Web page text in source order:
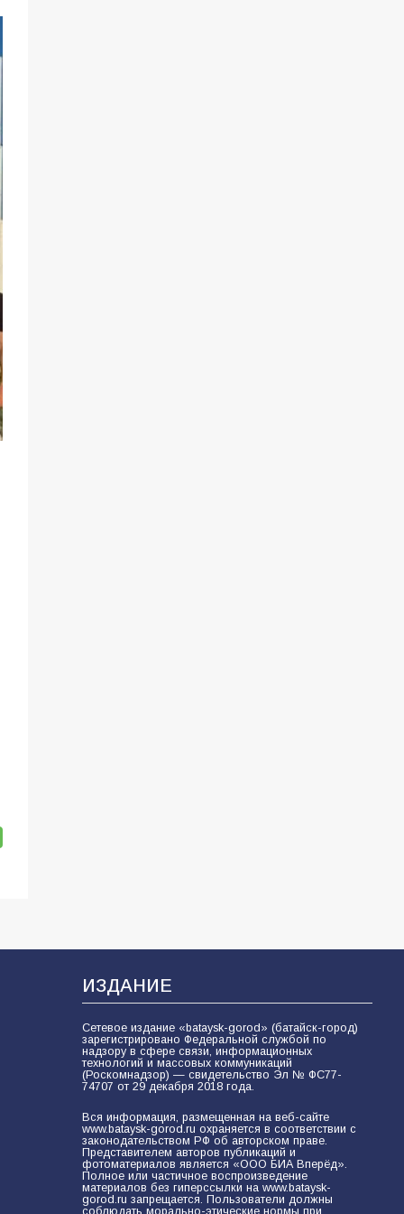
ИЗДАНИЕ
Сетевое издание «bataysk-gorod» (батайск-город)
зарегистрировано Федеральной службой по
надзору в сфере связи, информационных
технологий и массовых коммуникаций
(Роскомнадзор) — свидетельство Эл № ФС77-
74707 от 29 декабря 2018 года.
Вся информация, размещенная на веб-сайте
www.bataysk-gorod.ru охраняется в соответствии с
законодательством РФ об авторском праве.
Представителем авторов публикаций и
фотоматериалов является «ООО БИА Вперёд».
Полное или частичное воспроизведение
материалов без гиперссылки на www.bataysk-
gorod.ru запрещается. Пользователи должны